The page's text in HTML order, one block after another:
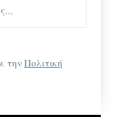
τηνΠολιτική